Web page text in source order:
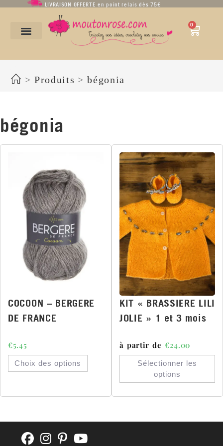
LIVRAISON OFFERTE en point relais dès 75€
0
> Produits > bégonia
bégonia
COCOON – BERGERE
DE FRANCE
€5.45
Choix des options
KIT « BRASSIERE LILI
JOLIE » 1 et 3 mois
à partir de €24.00
Sélectionner les
options